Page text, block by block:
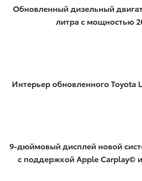
Обновленный дизельный
литра с мощностью
Интерьер обновленного Toyota
9-дюймовый дисплей новой
с поддержкой Apple Carplay©